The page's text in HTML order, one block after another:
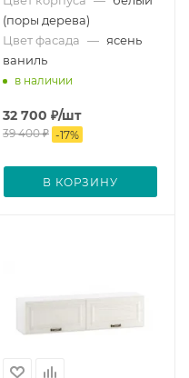
(поры дерева)
Цвет фасада — ясень
ваниль
в наличии
32 700 ₽/шт
39 400₽ -17%
В КОРЗИНУ